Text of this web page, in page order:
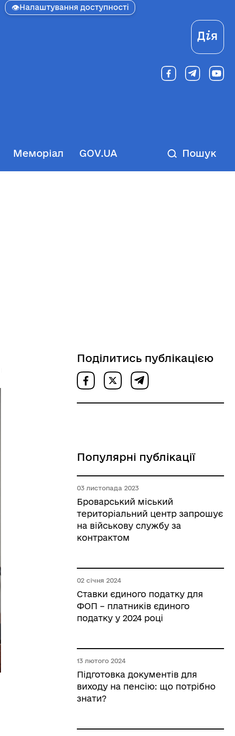
👁Налаштування доступності
Меморіал GOV.UA Пошук
Поділитись публікацією
Популярні публікації
03 листопада 2023
Броварський міський
територіальний центр запрошує
на військову службу за
контрактом
02 січня 2024
Ставки єдиного податку для
ФОП – платників єдиного
податку у 2024 році
13 лютого 2024
Підготовка документів для
виходу на пенсію: що потрібно
знати?